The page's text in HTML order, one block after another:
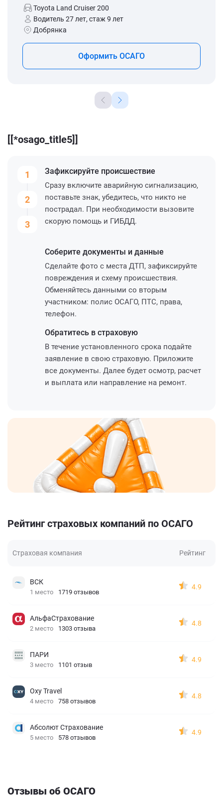
Toyota Land Cruiser 200
Водитель 27 лет, стаж 9 лет
Добрянка
Оформить ОСАГО
[[*osago_title5]]
1
2
3
Зафиксируйте происшествие
Сразу включите аварийную сигнализацию,
поставьте знак, убедитесь, что никто не
пострадал. При необходимости вызовите
скорую помощь и ГИБДД.
Соберите документы и данные
Сделайте фото с места ДТП, зафиксируйте
повреждения и схему происшествия.
Обменяйтесь данными со вторым
участником: полис ОСАГО, ПТС, права,
телефон.
Обратитесь в страховую
В течение установленного срока подайте
заявление в свою страховую. Приложите
все документы. Далее будет осмотр, расчет
и выплата или направление на ремонт.
Рейтинг страховых компаний по ОСАГО
Страховая компания Рейтинг
ВСК
1 место 1719 отзывов
4.9
АльфаСтрахование
2 место 1303 отзыва
4.8
ПАРИ
3 место 1101 отзыв
4.9
Oxy Travel
4 место 758 отзывов
4.8
Абсолют Страхование
5 место 578 отзывов
4.9
Отзывы об ОСАГО